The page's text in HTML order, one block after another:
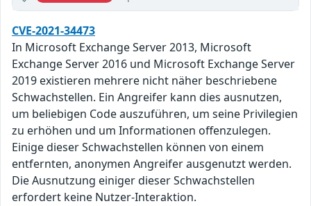
CVE-2021-34473
In Microsoft Exchange Server 2013, Microsoft
Exchange Server 2016 und Microsoft Exchange Server
2019 existieren mehrere nicht näher beschriebene
Schwachstellen. Ein Angreifer kann dies ausnutzen,
um beliebigen Code auszuführen, um seine Privilegien
zu erhöhen und um Informationen offenzulegen.
Einige dieser Schwachstellen können von einem
entfernten, anonymen Angreifer ausgenutzt werden.
Die Ausnutzung einiger dieser Schwachstellen
erfordert keine Nutzer-Interaktion.